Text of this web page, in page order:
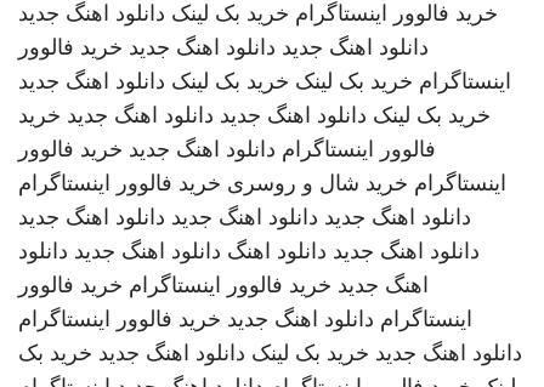
خرید فالوور اینستاگرام خرید بک لینک دانلود اهنگ جدید
دانلود اهنگ جدید دانلود اهنگ جدید خرید فالوور
اینستاگرام خرید بک لینک خرید بک لینک دانلود اهنگ جدید
خرید بک لینک دانلود اهنگ جدید دانلود اهنگ جدید خرید
فالوور اینستاگرام دانلود اهنگ جدید خرید فالوور
اینستاگرام خرید شال و روسری خرید فالوور اینستاگرام
دانلود اهنگ جدید دانلود اهنگ جدید دانلود اهنگ جدید
دانلود اهنگ جدید دانلود اهنگ دانلود اهنگ جدید دانلود
اهنگ جدید خرید فالوور اینستاگرام خرید فالوور
اینستاگرام دانلود اهنگ جدید خرید فالوور اینستاگرام
دانلود اهنگ جدید خرید بک لینک دانلود اهنگ جدید خرید بک